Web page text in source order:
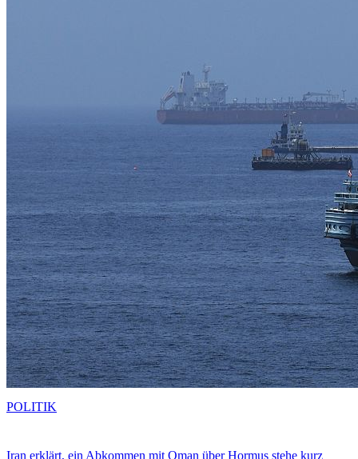
Iran erklärt, ein Abkommen mit Oman über Hormus stehe kurz
POLITIK